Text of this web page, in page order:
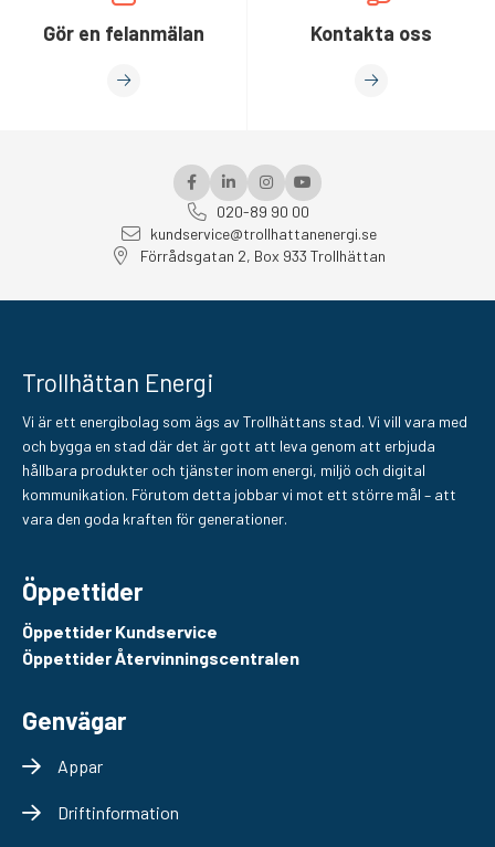
Gör en felanmälan Kontakta oss
020-89 90 00
kundservice@trollhattanenergi.se
Förrådsgatan 2, Box 933 Trollhättan
Trollhättan Energi
Vi är ett energibolag som ägs av Trollhättans stad. Vi vill vara med
och bygga en stad där det är gott att leva genom att erbjuda
hållbara produkter och tjänster inom energi, miljö och digital
kommunikation. Förutom detta jobbar vi mot ett större mål – att
vara den goda kraften för generationer.
Öppettider
Öppettider Kundservice
Öppettider Återvinningscentralen
Genvägar
Appar
Driftinformation